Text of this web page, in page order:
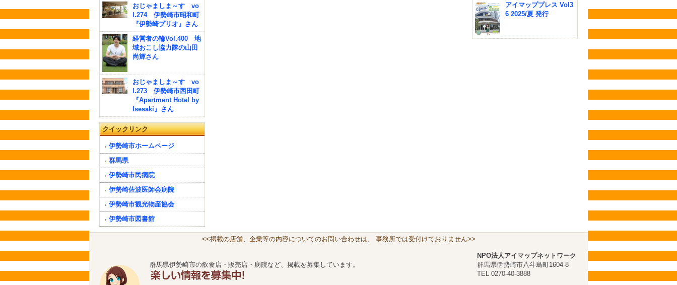
おじゃましま～す vo
l.274 伊勢崎市昭和町
『伊勢崎プリオ』さん
経営者の輪Vol.400 地
域おこし協力隊の山田
尚輝さん
おじゃましま～す vo
l.273 伊勢崎市西田町
『Apartment Hotel by
Isesaki』さん
クイックリンク
伊勢崎市ホームページ
群馬県
伊勢崎市民病院
伊勢崎佐波医師会病院
伊勢崎市観光物産協会
伊勢崎市図書館
アイマッププレス Vol3
6 2025/夏 発行
<<掲載の店舗、企業等の内容についてのお問い合わせは、 事務所では受付けておりません>>
群馬県伊勢崎市の飲食店・販売店・病院など、掲載を募集しています。
NPO法人アイマップネットワーク
群馬県伊勢崎市八斗島町1604-8
TEL 0270-40-3888